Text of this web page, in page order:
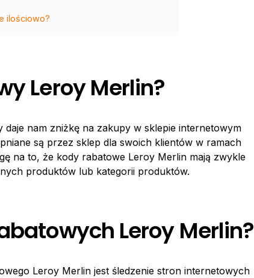
ilościowo?
Leroy Merlin?
nam zniżkę na zakupy w sklepie internetowym
są przez sklep dla swoich klientów w ramach
na to, że kody rabatowe Leroy Merlin mają zwykle
produktów lub kategorii produktów.
Leroy Merlin?
Leroy Merlin jest śledzenie stron internetowych